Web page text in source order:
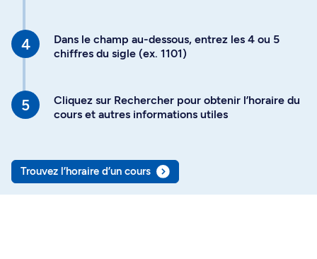
Dans le champ au-dessous, entrez les 4 ou 5
chiffres du sigle (ex. 1101)
Cliquez sur Rechercher pour obtenir l’horaire du
cours et autres informations utiles
Trouvez l’horaire d’un cours